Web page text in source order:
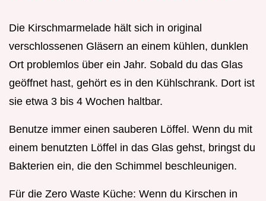
Die Kirschmarmelade hält sich in original
verschlossenen Gläsern an einem kühlen, dunklen
Ort problemlos über ein Jahr. Sobald du das Glas
geöffnet hast, gehört es in den Kühlschrank. Dort ist
sie etwa 3 bis 4 Wochen haltbar.
Benutze immer einen sauberen Löffel. Wenn du mit
einem benutzten Löffel in das Glas gehst, bringst du
Bakterien ein, die den Schimmel beschleunigen.
Für die Zero Waste Küche: Wenn du Kirschen in